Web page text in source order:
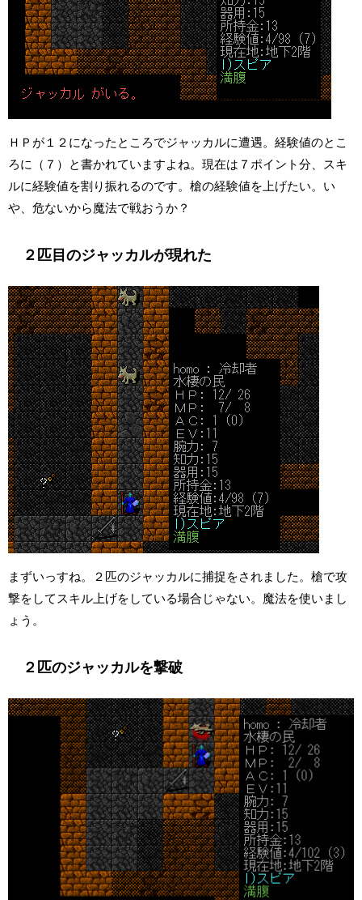
ＨＰが１２になったところでジャッカルに遭遇。経験値のとこ
ろに（７）と書かれていますよね。現在は７ポイント分、スキ
ルに経験値を割り振れるのです。槍の経験値を上げたい。い
や、危ないから魔法で戦おうか？
２匹目のジャッカルが現れた
まずいっすね。２匹のジャッカルに捕捉をされました。槍で攻
撃をしてスキル上げをしている場合じゃない。魔法を使いまし
ょう。
２匹のジャッカルを撃破